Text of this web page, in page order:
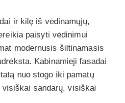
ir kilę iš vėdinamųjų,
paisyti vėdinimui
modernusis šiltinamasis
Kabinamieji fasadai
nuo stogo iki pamatų
sandarų, visiškai